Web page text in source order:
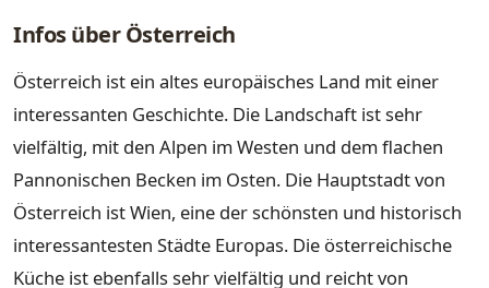
Infos über Österreich
Österreich ist ein altes europäisches Land mit einer
interessanten Geschichte. Die Landschaft ist sehr
vielfältig, mit den Alpen im Westen und dem flachen
Pannonischen Becken im Osten. Die Hauptstadt von
Österreich ist Wien, eine der schönsten und historisch
interessantesten Städte Europas. Die österreichische
Küche ist ebenfalls sehr vielfältig und reicht von